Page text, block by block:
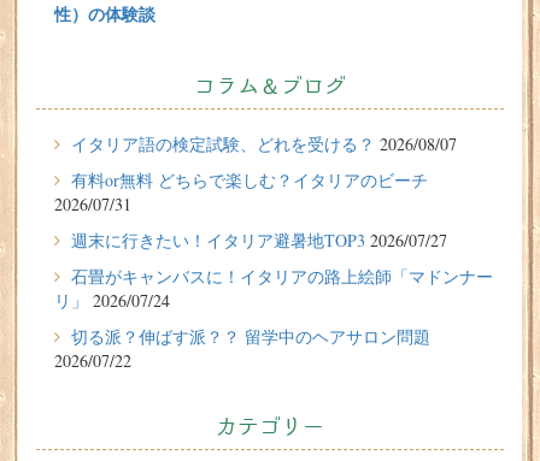
性）の体験談
有料or無料 どちらで楽しむ？イタリアのビーチ
フィレンツェに1週間の語学留学をしたT.Sさん（10代、女
性）の体験談
2026/07/27
週末に行きたい！イタリア避暑地TOP3
2026/07/24
石畳がキャンバスに！イタリアの路上絵師「マドンナー
リ」
切る派？伸ばす派？？ 留学中のヘアサロン問題
コラム＆ブログ
イタリア語の検定試験、どれを受ける？ 2026/08/07
有料or無料 どちらで楽しむ？イタリアのビーチ
2026/07/31
週末に行きたい！イタリア避暑地TOP3 2026/07/27
石畳がキャンバスに！イタリアの路上絵師「マドンナー
リ」
2026/07/24
切る派？伸ばす派？？ 留学中のヘアサロン問題
2026/07/22
カテゴリー